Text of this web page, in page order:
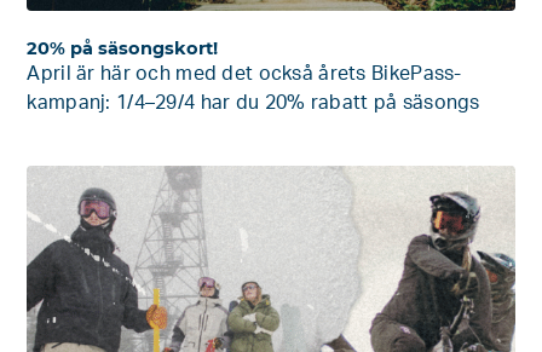
20% på säsongskort!
April är här och med det också årets BikePass-
kampanj: 1/4–29/4 har du 20% rabatt på säsongs